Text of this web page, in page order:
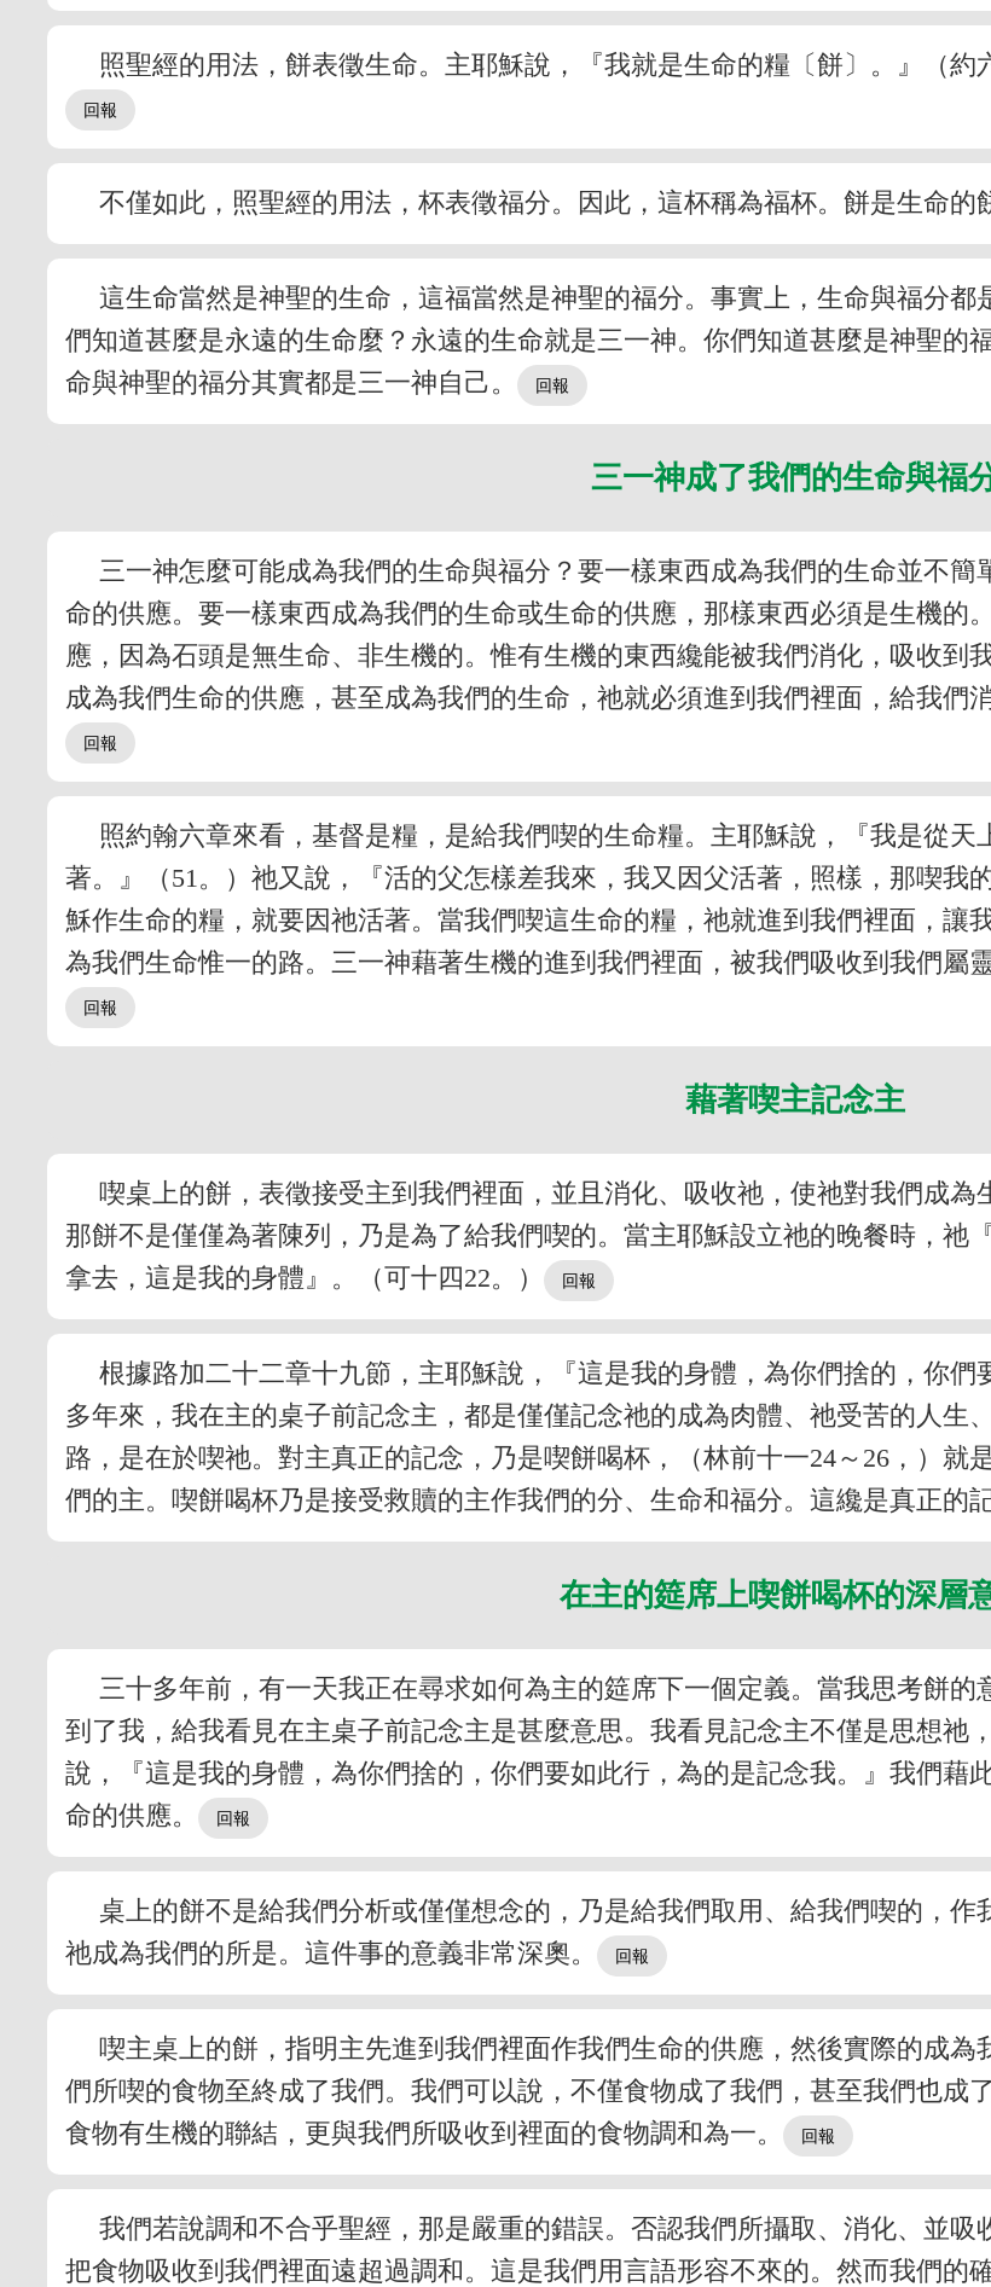
照聖經的用法，餅表徵生命。主耶穌說，『我就是生命的糧〔餅〕。』（約
不僅如此，照聖經的用法，杯表徵福分。因此，這杯稱為福杯。餅是生命的
這生命當然是神聖的生命，這福當然是神聖的福分。事實上，生命與福分
們知道甚麼是永遠的生命麼？永遠的生命就是三一神。你們知道甚麼是神聖的
命與神聖的福分其實都是三一神自己。
三一神成了我們的生命與福
三一神怎麼可能成為我們的生命與福分？要一樣東西成為我們的生命並不
命的供應。要一樣東西成為我們的生命或生命的供應，那樣東西必須是生機的
應，因為石頭是無生命、非生機的。惟有生機的東西纔能被我們消化，吸收到
成為我們生命的供應，甚至成為我們的生命，祂就必須進到我們裡面，給我們
照約翰六章來看，基督是糧，是給我們喫的生命糧。主耶穌說，『我是從
著。』（51。）祂又說，『活的父怎樣差我來，我又因父活著，照樣，那喫我
穌作生命的糧，就要因祂活著。當我們喫這生命的糧，祂就進到我們裡面，讓
為我們生命惟一的路。三一神藉著生機的進到我們裡面，被我們吸收到我們屬
藉著喫主記念主
喫桌上的餅，表徵接受主到我們裡面，並且消化、吸收祂，使祂對我們成為
那餅不是僅僅為著陳列，乃是為了給我們喫的。當主耶穌設立祂的晚餐時，祂
拿去，這是我的身體』。（可十四22。）
根據路加二十二章十九節，主耶穌說，『這是我的身體，為你們捨的，你們
多年來，我在主的桌子前記念主，都是僅僅記念祂的成為肉體、祂受苦的人生
路，是在於喫祂。對主真正的記念，乃是喫餅喝杯，（林前十一24～26，）就
們的主。喫餅喝杯乃是接受救贖的主作我們的分、生命和福分。這纔是真正的記
在主的筵席上喫餅喝杯的深層
三十多年前，有一天我正在尋求如何為主的筵席下一個定義。當我思考餅
到了我，給我看見在主桌子前記念主是甚麼意思。我看見記念主不僅是思想祂
說，『這是我的身體，為你們捨的，你們要如此行，為的是記念我。』我們藉
命的供應。
桌上的餅不是給我們分析或僅僅想念的，乃是給我們取用、給我們喫的，
祂成為我們的所是。這件事的意義非常深奧。
喫主桌上的餅，指明主先進到我們裡面作我們生命的供應，然後實際的成
們所喫的食物至終成了我們。我們可以說，不僅食物成了我們，甚至我們也成
食物有生機的聯結，更與我們所吸收到裡面的食物調和為一。
我們若說調和不合乎聖經，那是嚴重的錯誤。否認我們所攝取、消化、並吸
把食物吸收到我們裡面遠超過調和。這是我們用言語形容不來的。然而我們的